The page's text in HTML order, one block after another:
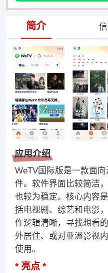
简介
应用介绍
WeTV国际版是一款面
件。软件界面比较简洁
也较为稳定。核心内容
括电视剧、综艺和电影
作逻辑清晰，寻找想看
外居住、或对亚洲影视
使用。
亮点